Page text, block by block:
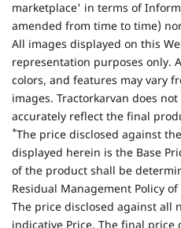
marketplace' in terms of
amended from time to time)
All images displayed on this
representation purposes only.
colors, and features may vary
images. Tractorkarvan does
accurately reflect the final
*The price disclosed against
displayed herein is the Base
of the product shall be
Residual Management Policy
The price disclosed against all